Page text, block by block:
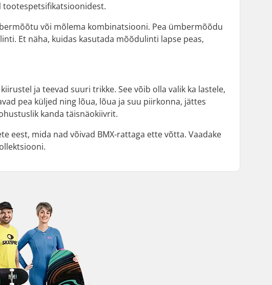
tootespetsifikatsioonidest.
või mõlema kombinatsiooni. Pea ümbermõõdu
Et näha, kuidas kasutada mõõdulinti lapse peas,
ja teevad suuri trikke. See võib olla valik ka lastele,
pea küljed ning lõua, lõua ja suu piirkonna, jättes
kanda täisnäokiivrit.
eest, mida nad võivad BMX-rattaga ette võtta. Vaadake